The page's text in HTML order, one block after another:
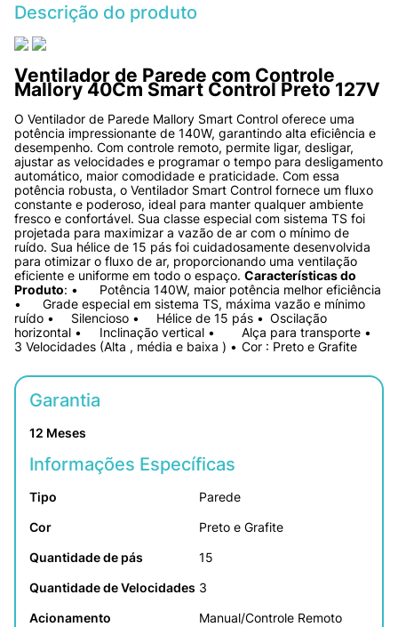
Descrição do produto
Ventilador de Parede com Controle
Mallory 40Cm Smart Control Preto 127V
O Ventilador de Parede Mallory Smart Control oferece uma
potência impressionante de 140W, garantindo alta eficiência e
desempenho. Com controle remoto, permite ligar, desligar,
ajustar as velocidades e programar o tempo para desligamento
automático, maior comodidade e praticidade. Com essa
potência robusta, o Ventilador Smart Control fornece um fluxo
constante e poderoso, ideal para manter qualquer ambiente
fresco e confortável. Sua classe especial com sistema TS foi
projetada para maximizar a vazão de ar com o mínimo de
ruído. Sua hélice de 15 pás foi cuidadosamente desenvolvida
para otimizar o fluxo de ar, proporcionando uma ventilação
eficiente e uniforme em todo o espaço. Características do
Produto: •	Potência 140W, maior potência melhor eficiência
•	Grade especial em sistema TS, máxima vazão e mínimo
ruído •	Silencioso •	Hélice de 15 pás •	Oscilação
horizontal •	Inclinação vertical •	Alça para transporte •
3 Velocidades (Alta , média e baixa ) •	Cor : Preto e Grafite
Garantia
12 Meses
Informações Específicas
Tipo
Parede
Cor
Preto e Grafite
Quantidade de pás
15
Quantidade de Velocidades 3
Acionamento
Manual/Controle Remoto